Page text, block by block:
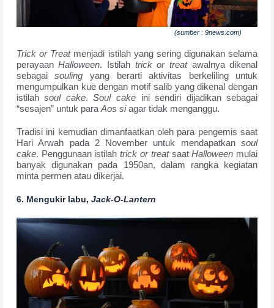
(sumber : 9news.com)
Trick or Treatmenjadi istilah yang sering digunakan selama
perayaanHalloween. Istilah trick or treatawalnya dikenal
sebagaisouling yang berarti aktivitas berkeliling untuk
mengumpulkan kue dengan motif salib yang dikenal dengan
istilahsoul cake.Soul cake ini sendiri dijadikan sebagai
“sesajen” untuk para Aos siagar tidak menganggu.
Tradisi ini kemudian dimanfaatkan oleh para pengemis saat
Hari Arwah pada 2 November untuk mendapatkansoul
cake. Penggunaan istilahtrick or treatsaatHalloween mulai
banyak digunakan pada 1950an, dalam rangka kegiatan
minta permen atau dikerjai.
6. Mengukir labu, Jack-O-Lantern